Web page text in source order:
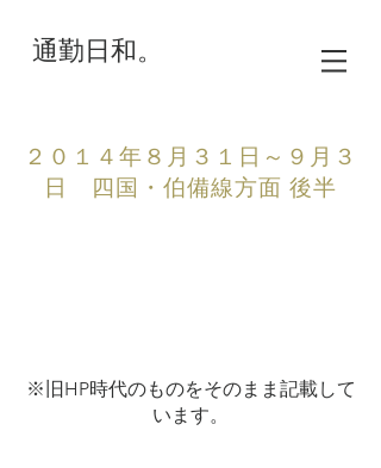
通勤日和。
２０１４年８月３１日～９月３
日 四国・伯備線方面 後半
※旧HP時代のものをそのまま記載して
います。